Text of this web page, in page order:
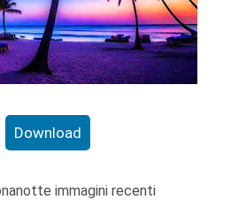
Download
immagini recenti